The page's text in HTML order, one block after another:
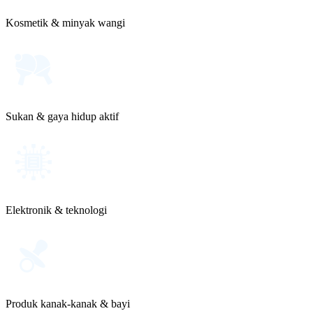
Kosmetik & minyak wangi
Sukan & gaya hidup aktif
Elektronik & teknologi
Produk kanak-kanak & bayi